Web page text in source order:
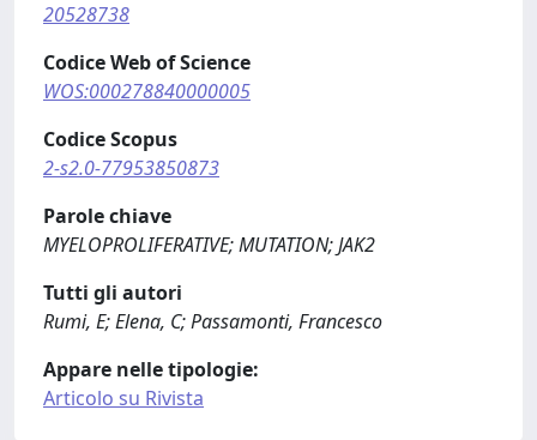
20528738
Codice Web of Science
WOS:000278840000005
Codice Scopus
2-s2.0-77953850873
Parole chiave
MYELOPROLIFERATIVE; MUTATION; JAK2
Tutti gli autori
Rumi, E; Elena, C; Passamonti, Francesco
Appare nelle tipologie:
Articolo su Rivista